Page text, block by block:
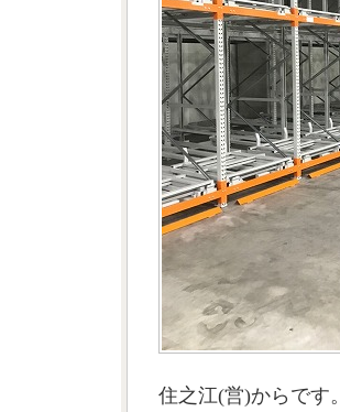
住之江(営)からです。